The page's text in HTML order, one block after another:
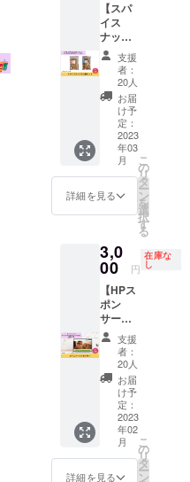
みのお
値段で
す。 ※2
月頃の
お届け
予定で
す。
通費は
別途ご
負担く
ださ
い。
り堂
キッチ
ン以外
ではお
使いい
ただけ
ません
のでご
注意く
ださ
い。 ※
有効期
限は、
2023年
す。
便」を
クラウ
ドファ
ンディ
ング限
定でお
ためし
してみ
ます！
わたし
が選ぶ
フルー
ツをお
楽しみ
は柑橘
がメイ
ンにな
るかと
思いま
す。 お
礼の
メッ
セージ
付きで
す。 ■
内容 ・
80サイ
ズの
BOXに
入るフ
ルーツ
【スパ
イス
ナッツ
大２袋
セッ
ト】 ラ
サーヤ
ナ工房
の「ア
グニス
パイス
ナッ
ツ」の
大サイ
ズ2袋
セット
けいた
しま
す。 ピ
リ甘・
ピリ塩
を各1袋
ずつの
セット
となり
ます。
マチコ
さんか
らのお
礼の
メッ
セージ
付きで
支援
者：
20人
お届
け予
定：
2023
年03
月
詳細を見る
こ
の
リ
タ
ー
ン
を
選
択
す
る
3,0
00 円
在庫な
し
【HPス
ポン
サー】
カラダ
いたわ
り堂
キッチ
ンのHP
スポン
サーに
なれる
権利で
す。 現
在制作
支援
者：
20人
お届
け予
定：
2023
年02
月
詳細を見る
こ
の
リ
タ
ー
ン